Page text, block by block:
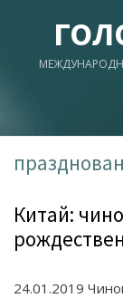
Китай:
24.01.2019